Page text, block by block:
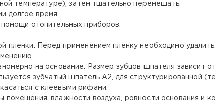
температуре), затем тщательно перемешать.
долгое время.
отопительных приборов.
пленки. Перед применением пленку необходимо удалить.
на основание. Размер зубцов шпателя зависит
зубчатый шпатель А2, для структурированной
с клеевыми рифами.
влажности воздуха, ровности основания и